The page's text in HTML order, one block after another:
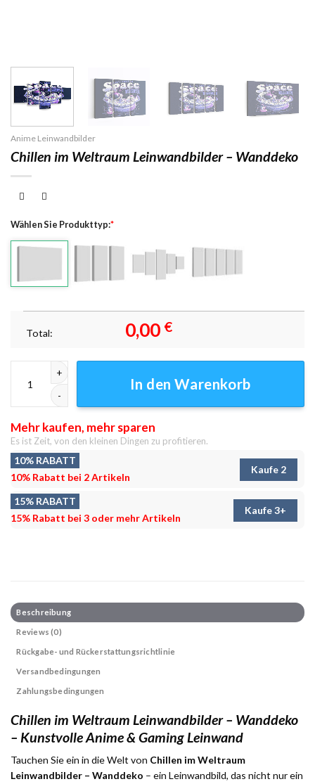
Anime Leinwandbilder
Chillen im Weltraum Leinwandbilder – Wanddeko
Wählen Sie Produkttyp:*
Total: 0,00 €
In den Warenkorb
Mehr kaufen, mehr sparen
Es ist Zeit, von den kleinen Dingen zu profitieren.
10% RABATT
10% Rabatt bei 2 Artikeln
Kaufe 2
15% RABATT
15% Rabatt bei 3 oder mehr Artikeln
Kaufe 3+
Beschreibung
Reviews (0)
Rückgabe- und Rückerstattungsrichtlinie
Versandbedingungen
Zahlungsbedingungen
Chillen im Weltraum Leinwandbilder – Wanddeko
– Kunstvolle Anime & Gaming Leinwand
Tauchen Sie ein in die Welt von Chillen im Weltraum
Leinwandbilder – Wanddeko – ein Leinwandbild, das nicht nur ein